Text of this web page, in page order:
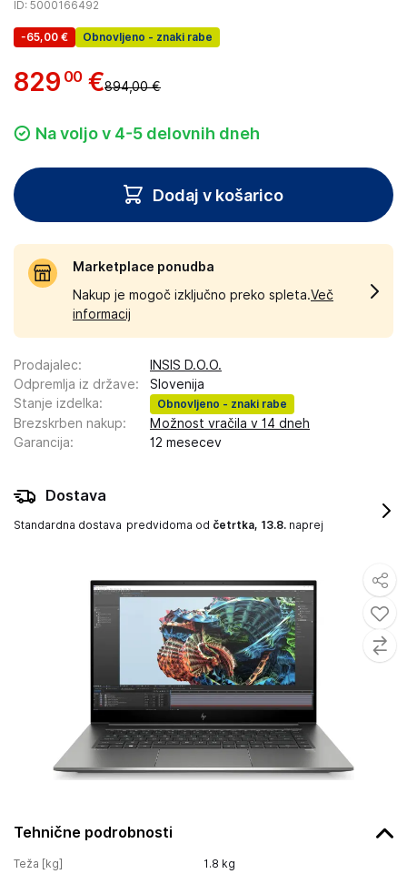
Tehnične podrobnosti
Teža [kg] 1.8 kg
ID: 5000166492
-65,00 € Obnovljeno - znaki rabe
829 00 €894,00 €
Na voljo v 4-5 delovnih dneh
Dodaj v košarico
Marketplace ponudba
Nakup je mogoč izključno preko spleta.Več
informacij
Prodajalec:
INSIS D.O.O.
Odpremlja iz države:
Slovenija
Stanje izdelka: Obnovljeno - znaki rabe
Brezskrben nakup:
Možnost vračila v 14 dneh
Garancija: 12 mesecev
Dostava
Standardna dostava predvidoma od četrtka, 13.8. naprej